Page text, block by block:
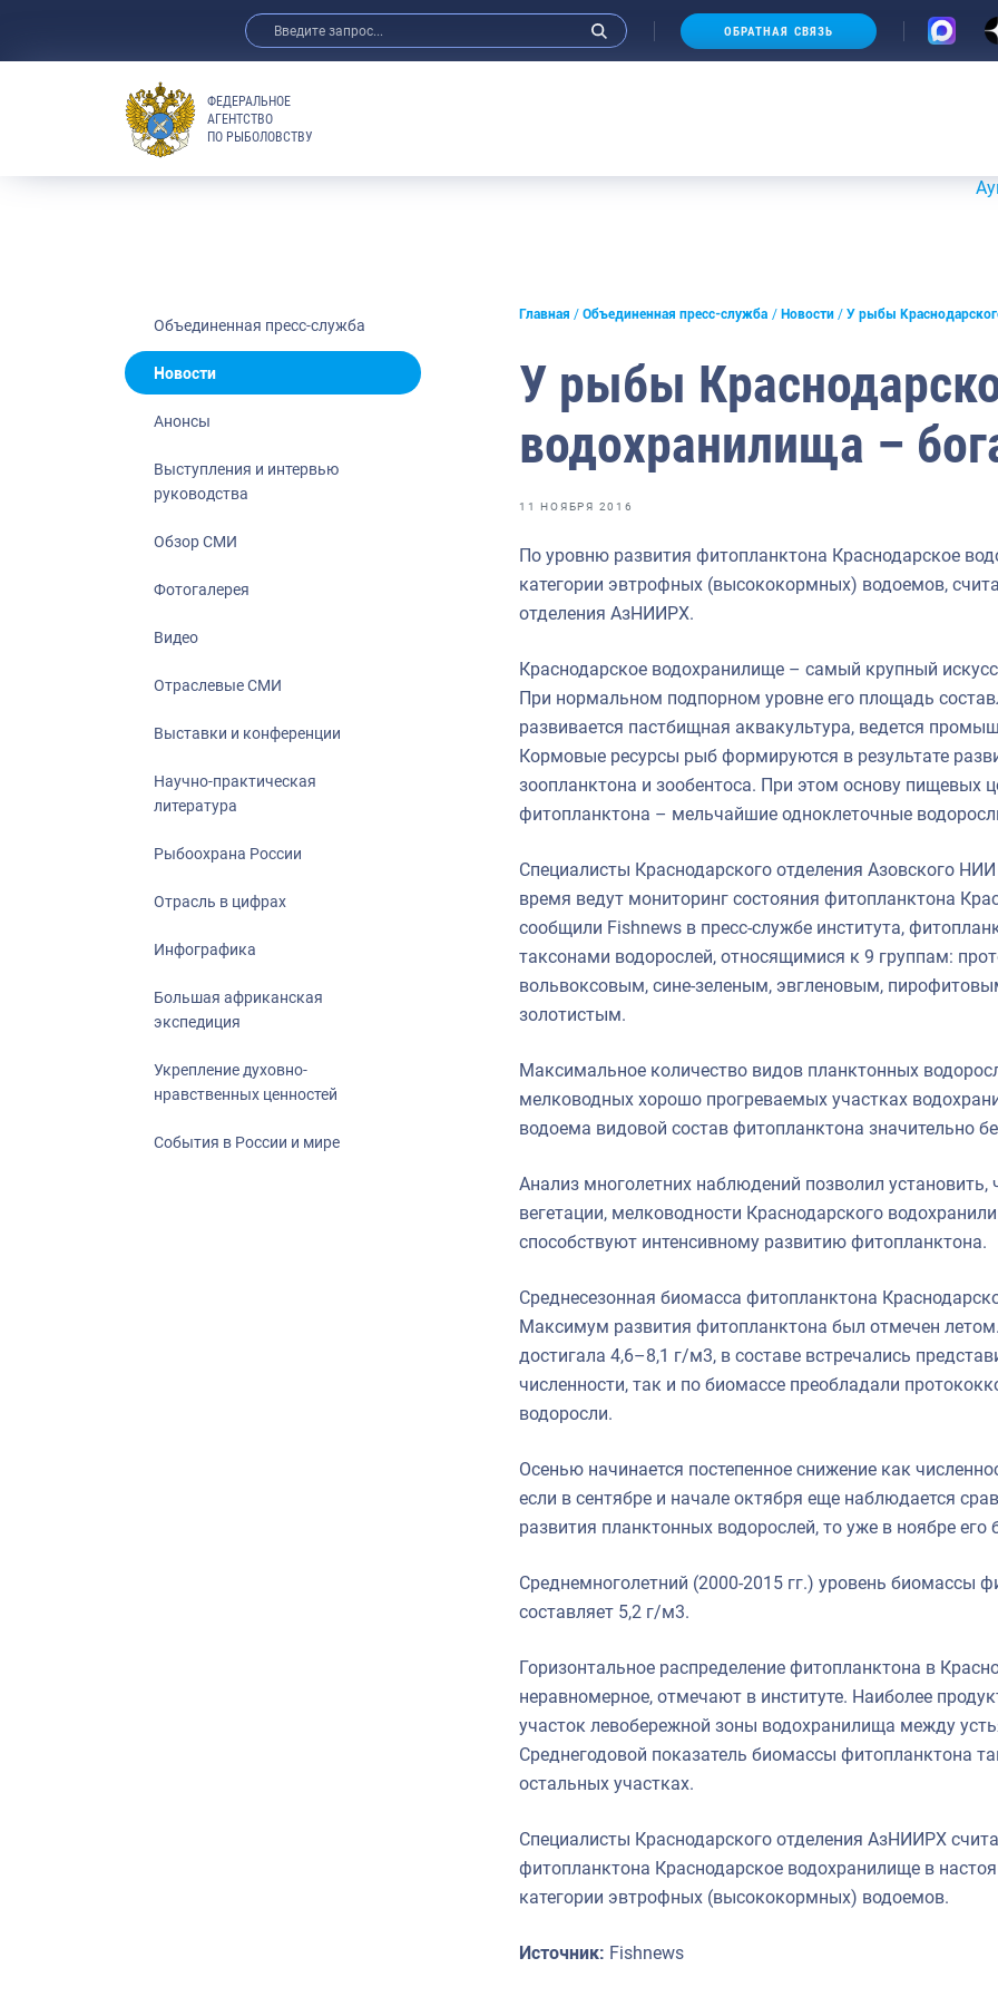
Анонсы
Отраслевые СМИ
Выставки и конференции
Рыбоохрана России
Отрасль в цифрах
Укрепление духовно-нравственных
События в России и мире
ОБРАТНАЯ СВЯЗЬ
ФЕДЕРАЛЬНОЕ
АГЕНТСТВО
ПО РЫБОЛОВСТВУ
Объединенная пресс-служба
Новости
Анонсы
Выступления и интервью
руководства
Обзор СМИ
Фотогалерея
Видео
Отраслевые СМИ
Выставки и конференции
Научно-практическая
литература
Рыбоохрана России
Отрасль в цифрах
Инфографика
Большая африканская
экспедиция
Укрепление духовно-
нравственных ценностей
События в России и мире
Главная Объединенная пресс-служба Новости У рыбы
У рыбы
водохранилища –
11 НОЯБРЯ 2016
По уровню развития фитопланктона Краснодарское
категории эвтрофных (высококормных) водоемов,
отделения АзНИИРХ.
Краснодарское водохранилище – самый крупный
При нормальном подпорном уровне его площадь
развивается пастбищная аквакультура, ведется
Кормовые ресурсы рыб формируются в результате
зоопланктона и зообентоса. При этом основу пищевых
фитопланктона – мельчайшие одноклеточные
Специалисты Краснодарского отделения Азовского
время ведут мониторинг состояния фитопланктона
сообщили Fishnews в пресс-службе института,
таксонами водорослей, относящимися к 9 группам:
вольвоксовым, сине-зеленым, эвгленовым,
золотистым.
Максимальное количество видов планктонных
мелководных хорошо прогреваемых участках
водоема видовой состав фитопланктона значительно
Анализ многолетних наблюдений позволил установить,
вегетации, мелководности Краснодарского
способствуют интенсивному развитию фитопланктона.
Среднесезонная биомасса фитопланктона
Максимум развития фитопланктона был отмечен
достигала 4,6–8,1 г/м3, в составе встречались
численности, так и по биомассе преобладали
водоросли.
Осенью начинается постепенное снижение как
если в сентябре и начале октября еще наблюдается
развития планктонных водорослей, то уже в ноябре
Среднемноголетний (2000-2015 гг.) уровень биомассы
составляет 5,2 г/м3.
Горизонтальное распределение фитопланктона в
неравномерное, отмечают в институте. Наиболее
участок левобережной зоны водохранилища между
Среднегодовой показатель биомассы фитопланктона
остальных участках.
Специалисты Краснодарского отделения АзНИИРХ
фитопланктона Краснодарское водохранилище в
категории эвтрофных (высококормных) водоемов.
Источник: Fishnews